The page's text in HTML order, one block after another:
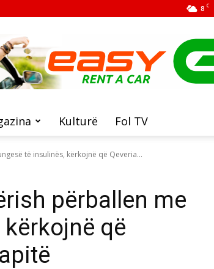
8 C
Kulturë Fol TV
të insulinës, kërkojnë që Qeveria...
përballen me
që